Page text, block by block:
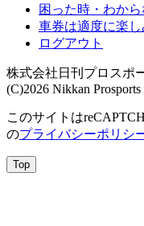
困った時・わか
車券は適度に楽し
ログアウト
株式会社日刊プロスポ
(C)2026 Nikkan
このサイトは
のプライバシーポリシ
Top